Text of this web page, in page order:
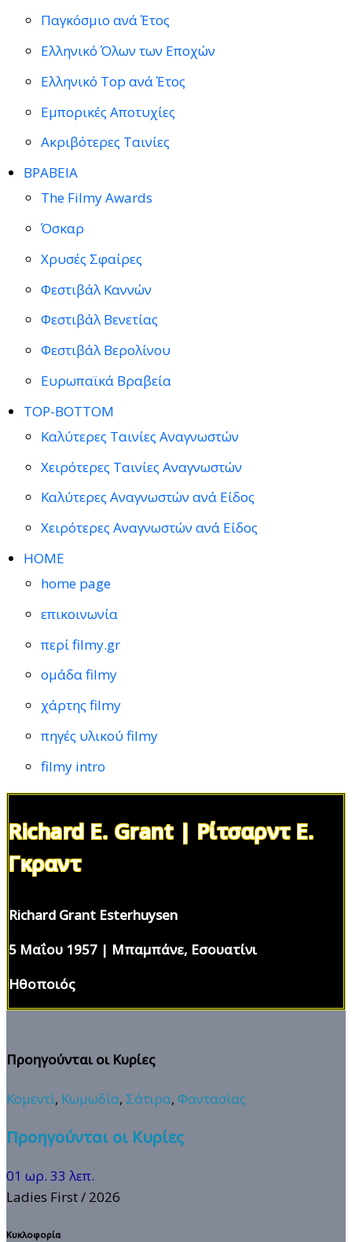
Παγκόσμιο ανά Έτος
Ελληνικό Όλων των Εποχών
Ελληνικό Top ανά Έτος
Εμπορικές Αποτυχίες
Ακριβότερες Ταινίες
ΒΡΑΒΕΙΑ
The Filmy Awards
Όσκαρ
Χρυσές Σφαίρες
Φεστιβάλ Καννών
Φεστιβάλ Βενετίας
Φεστιβάλ Βερολίνου
Ευρωπαϊκά Βραβεία
TOP-BOTTOM
Καλύτερες Ταινίες Αναγνωστών
Χειρότερες Ταινίες Αναγνωστών
Καλύτερες Αναγνωστών ανά Είδος
Χειρότερες Αναγνωστών ανά Είδος
HOME
home page
επικοινωνία
περί filmy.gr
ομάδα filmy
χάρτης filmy
πηγές υλικού filmy
filmy intro
Richard E. Grant | Ρίτσαρντ Ε.
Γκραντ
Richard Grant Esterhuysen
5 Μαΐου 1957 | Μπαμπάνε, Εσουατίνι
Ηθοποιός
Προηγούνται οι Κυρίες
Κομεντί, Κωμωδία, Σάτιρα, Φαντασίας
Προηγούνται οι Κυρίες
01 ωρ. 33 λεπ.
Ladies First/ 2026
Κυκλοφορία